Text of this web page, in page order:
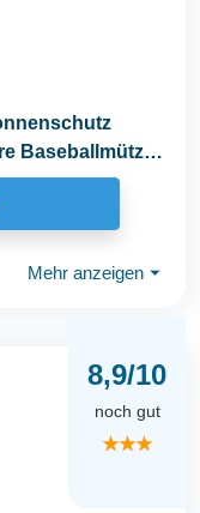
Baseballmütze
Mehr anzeigen ⏷
8,9/10
noch gut
★★★